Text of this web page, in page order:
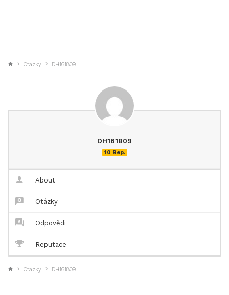
Otazky DH161809
DH161809
10 Rep.
About
Otázky
Odpovědi
Reputace
Otazky DH161809